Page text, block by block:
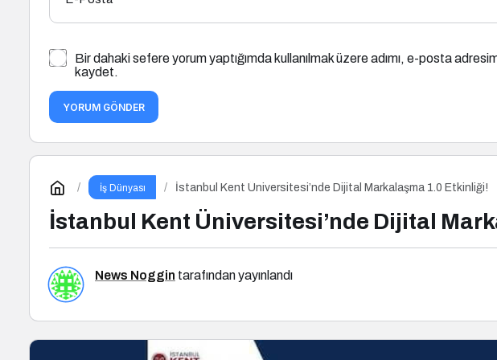
Bir dahaki sefere yorum yaptığımda kullanılmak üzere adımı, e-posta
kaydet.
YORUM GÖNDER
İş Dünyası İstanbul Kent Üniversitesi’nde Dijital Markalaşma 1.0 Etkinliği!
İstanbul Kent Üniversitesi’nde Dijital
News Noggin tarafından yayınlandı